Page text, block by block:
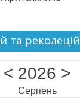
та реколецій
< 2026 >
Серпень